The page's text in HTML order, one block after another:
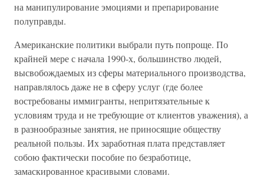
на манипулирование эмоциями и препарирование
полуправды.
Американские политики выбрали путь попроще. По
крайней мере с начала 1990-х, большинство людей,
высвобождаемых из сферы материального производства,
направлялось даже не в сферу услуг (где более
востребованы иммигранты, непритязательные к
условиям труда и не требующие от клиентов уважения), а
в разнообразные занятия, не приносящие обществу
реальной пользы. Их заработная плата представляет
собою фактически пособие по безработице,
замаскированное красивыми словами.